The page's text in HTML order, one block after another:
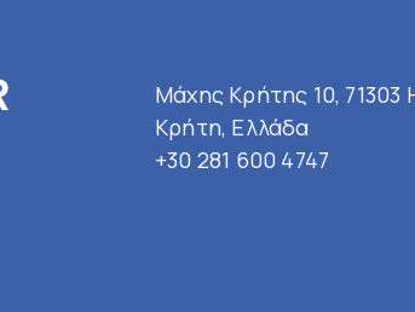
Μάχης Κρήτης 10, 71303
Κρήτη, Ελλάδα
+30 281 600 4747